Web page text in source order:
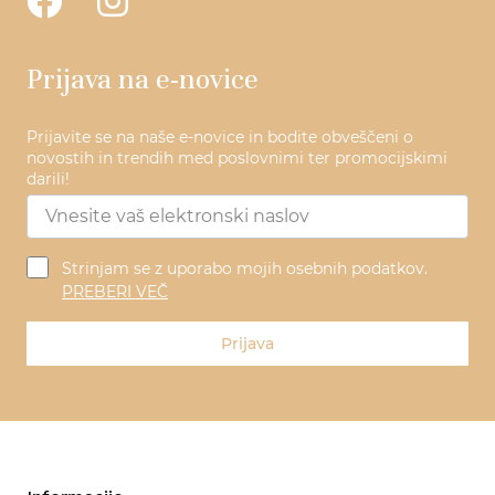
Prijava na e-novice
Prijavite se na naše e-novice in bodite obveščeni o
novostih in trendih med poslovnimi ter promocijskimi
darili!
Strinjam se z uporabo mojih osebnih podatkov.
PREBERI VEČ
Prijava